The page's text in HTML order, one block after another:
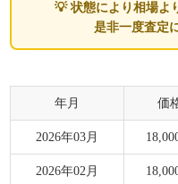
💡 状態により相場よ
是非一度査定
年月 価
2026年03月
2026年02月